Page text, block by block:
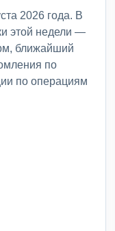
2026 года. В
этой недели —
ближайший
по
по операциям